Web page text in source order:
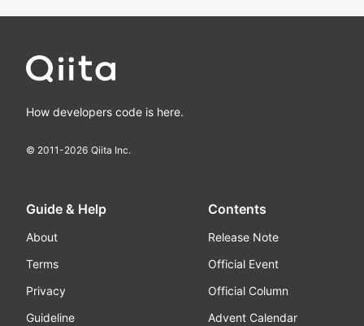
How developers code is here.
© 2011-2026 Qiita Inc.
Guide & Help
About
Terms
Privacy
Guideline
Contents
Release Note
Official Event
Official Column
Advent Calendar